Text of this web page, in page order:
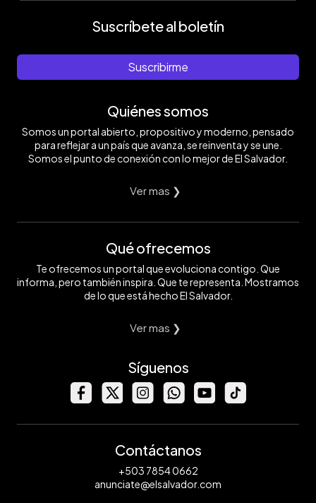
Suscríbete al boletín
Suscribirme
Quiénes somos
Somos un portal abierto, propositivo y moderno, pensado
para reflejar a un país que avanza, se reinventa y se une.
Somos el punto de conexión con lo mejor de El Salvador.
Ver mas ❯
Qué ofrecemos
Te ofrecemos un portal que evoluciona contigo. Que
informa, pero también inspira. Que te representa. Mostramos
de lo que está hecho El Salvador.
Ver mas ❯
Síguenos
Contáctanos
+503 7854 0662
anunciate@elsalvador.com